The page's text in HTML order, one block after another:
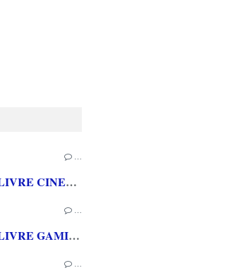
…
[REVUE LIVRE CINEMA] FAST & FURIOUS d' Arnaud BRIAND aux éditions CASA
…
[REVUE LIVRE GAMING] PRESS START - Le Japon des jeux vidéo aux éditions NUINUI
…